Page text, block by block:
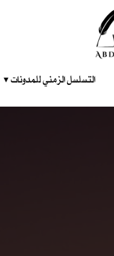
التسلسل الزمني للمدونات‎ ‎ ‎ ‎ ‎